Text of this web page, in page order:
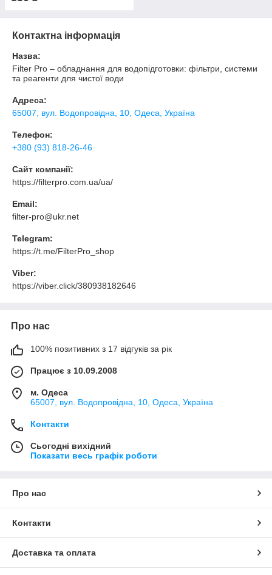
Контактна інформація
Назва:
Filter Pro – обладнання для водопідготовки: фільтри, системи
та реагенти для чистої води
Адреса:
65007, вул. Водопровідна, 10, Одеса, Україна
Телефон:
+380 (93) 818-26-46
Сайт компанії:
https://filterpro.com.ua/ua/
Email:
filter-pro@ukr.net
Telegram:
https://t.me/FilterPro_shop
Viber:
https://viber.click/380938182646
Про нас
100% позитивних з 17 відгуків за рік
Працює з 10.09.2008
м. Одеса
65007, вул. Водопровідна, 10, Одеса, Україна
Контакти
Сьогодні вихідний
Показати весь графік роботи
Про нас
Контакти
Доставка та оплата